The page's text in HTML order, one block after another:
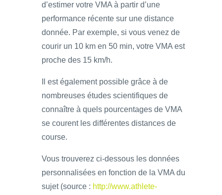
d’estimer votre VMA à partir d’une
performance récente sur une distance
donnée. Par exemple, si vous venez de
courir un 10 km en 50 min, votre VMA est
proche des 15 km/h.
Il est également possible grâce à de
nombreuses études scientifiques de
connaître à quels pourcentages de VMA
se courent les différentes distances de
course.
Vous trouverez ci-dessous les données
personnalisées en fonction de la VMA du
sujet (source : http://www.athlete-